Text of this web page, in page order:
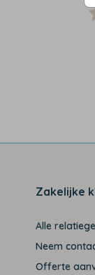
Zakelijke
Alle
Neem
Offerte